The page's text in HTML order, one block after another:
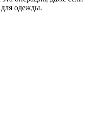
для одежды.